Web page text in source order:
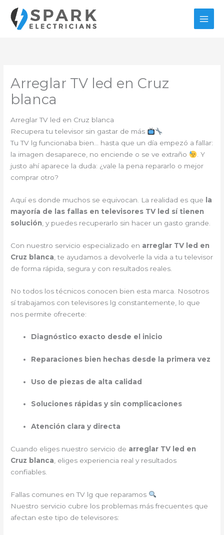
contenido
Arreglar TV led en Cruz
blanca
Arreglar TV led en Cruz blanca
Recupera tu televisor sin gastar de más
Tu TV lg funcionaba bien… hasta que un día empezó a fallar:
la imagen desaparece, no enciende o se ve extraño
. Y
justo ahí aparece la duda: ¿vale la pena repararlo o mejor
comprar otro?
Aquí es donde muchos se equivocan. La realidad es que
la
mayoría de las fallas en televisores TV led sí tienen
solución , y puedes recuperarlo sin hacer un gasto grande.
Con nuestro servicio especializado en arreglar TV led en
Cruz blanca , te ayudamos a devolverle la vida a tu televisor
de forma rápida, segura y con resultados reales.
No todos los técnicos conocen bien esta marca. Nosotros
sí trabajamos con televisores lg constantemente, lo que
nos permite ofrecerte:
Diagnóstico exacto desde el inicio
Reparaciones bien hechas desde la primera vez
Uso de piezas de alta calidad
Soluciones rápidas y sin complicaciones
Atención clara y directa
Cuando eliges nuestro servicio de arreglar TV led en
Cruz blanca , eliges experiencia real y resultados
confiables.
Fallas comunes en TV lg que reparamos
Nuestro servicio cubre los problemas más frecuentes que
afectan este tipo de televisores: